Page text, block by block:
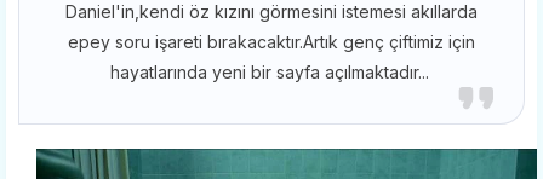
Daniel'in,kendi öz kızını görmesini istemesi akıllarda
epey soru işareti bırakacaktır.Artık genç çiftimiz için
hayatlarında yeni bir sayfa açılmaktadır...